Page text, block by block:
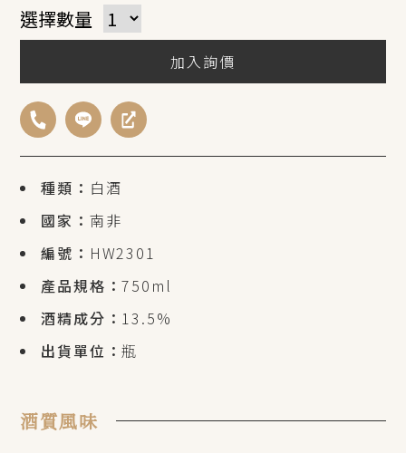
種類： 白酒
國家： 南非
編號： HW2301
產品規格：750ml
酒精成分： 13.5%
出貨單位：瓶
選擇數量
加入詢價
酒質風味